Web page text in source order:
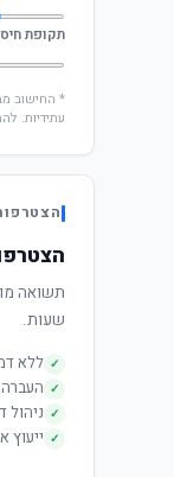
תקופת
עתידיות.
שעות.
✓ ללא
✓
✓ ניהול
✓ ייעוץ